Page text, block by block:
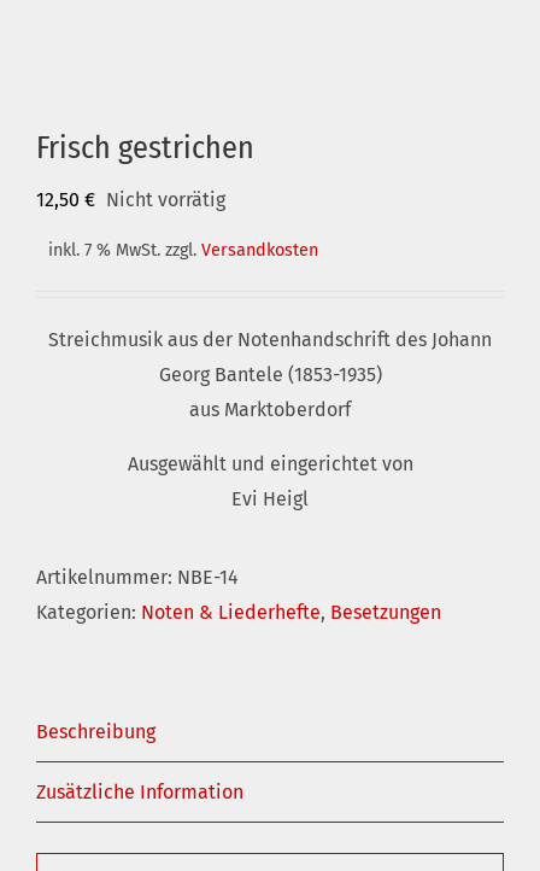
Frisch gestrichen
12,50 € Nicht vorrätig
inkl. 7 % MwSt. zzgl. Versandkosten
Streichmusik aus der Notenhandschrift des Johann
Georg Bantele (1853-1935)
aus Marktoberdorf
Ausgewählt und eingerichtet von
Evi Heigl
Artikelnummer: NBE-14
Kategorien: Noten & Liederhefte, Besetzungen
Beschreibung
Zusätzliche Information